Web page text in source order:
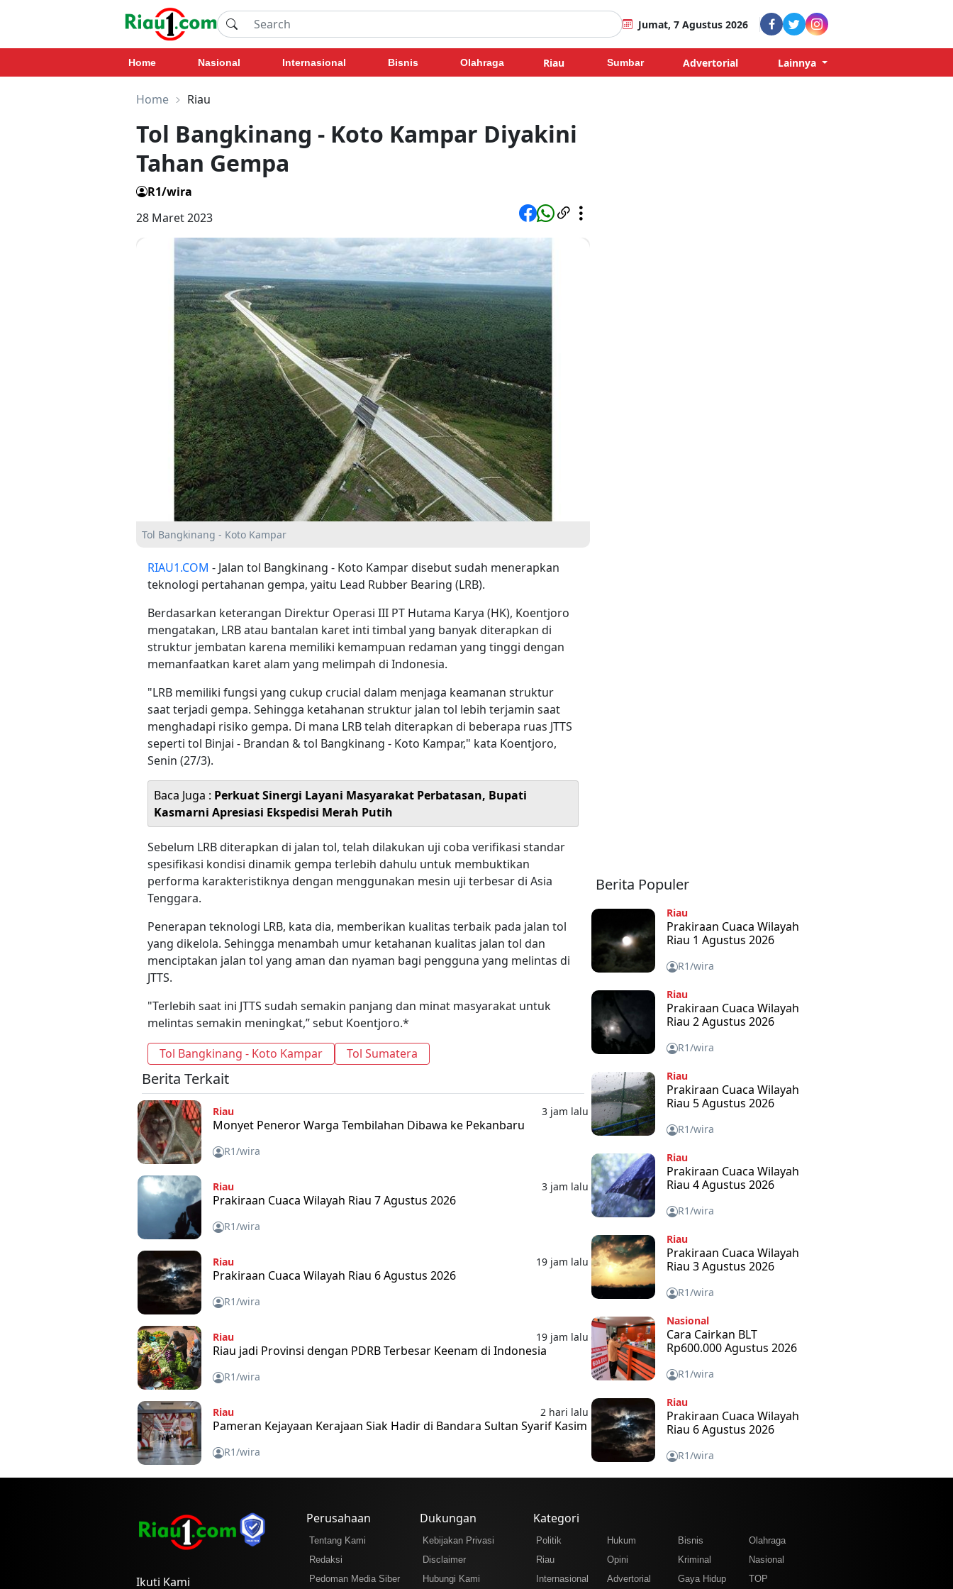
Jumat, 7 Agustus 2026
Home Nasional Internasional Bisnis Olahraga Riau Sumbar Advertorial Lainnya
Home Riau
Tol Bangkinang - Koto Kampar Diyakini
Tahan Gempa
R1/wira
28 Maret 2023
Tol Bangkinang - Koto Kampar
RIAU1.COM - Jalan tol Bangkinang - Koto Kampar disebut sudah menerapkan
teknologi pertahanan gempa, yaitu Lead Rubber Bearing (LRB).
Berdasarkan keterangan Direktur Operasi III PT Hutama Karya (HK), Koentjoro
mengatakan, LRB atau bantalan karet inti timbal yang banyak diterapkan di
struktur jembatan karena memiliki kemampuan redaman yang tinggi dengan
memanfaatkan karet alam yang melimpah di Indonesia.
"LRB memiliki fungsi yang cukup crucial dalam menjaga keamanan struktur
saat terjadi gempa. Sehingga ketahanan struktur jalan tol lebih terjamin saat
menghadapi risiko gempa. Di mana LRB telah diterapkan di beberapa ruas JTTS
seperti tol Binjai - Brandan & tol Bangkinang - Koto Kampar," kata Koentjoro,
Senin (27/3).
Baca Juga : Perkuat Sinergi Layani Masyarakat Perbatasan, Bupati
Kasmarni Apresiasi Ekspedisi Merah Putih
Sebelum LRB diterapkan di jalan tol, telah dilakukan uji coba verifikasi standar
spesifikasi kondisi dinamik gempa terlebih dahulu untuk membuktikan
performa karakteristiknya dengan menggunakan mesin uji terbesar di Asia
Tenggara.
Penerapan teknologi LRB, kata dia, memberikan kualitas terbaik pada jalan tol
yang dikelola. Sehingga menambah umur ketahanan kualitas jalan tol dan
menciptakan jalan tol yang aman dan nyaman bagi pengguna yang melintas di
JTTS.
"Terlebih saat ini JTTS sudah semakin panjang dan minat masyarakat untuk
melintas semakin meningkat,” sebut Koentjoro.*
Tol Bangkinang - Koto Kampar
Tol Sumatera
Berita Terkait
Riau 3 jam lalu
Monyet Peneror Warga Tembilahan Dibawa ke Pekanbaru
R1/wira
Riau 3 jam lalu
Prakiraan Cuaca Wilayah Riau 7 Agustus 2026
R1/wira
Riau 19 jam lalu
Prakiraan Cuaca Wilayah Riau 6 Agustus 2026
R1/wira
Riau 19 jam lalu
Riau jadi Provinsi dengan PDRB Terbesar Keenam di Indonesia
R1/wira
Riau 2 hari lalu
Pameran Kejayaan Kerajaan Siak Hadir di Bandara Sultan Syarif Kasim
R1/wira
Berita Populer
Riau
Prakiraan Cuaca Wilayah
Riau 1 Agustus 2026
R1/wira
Riau
Prakiraan Cuaca Wilayah
Riau 2 Agustus 2026
R1/wira
Riau
Prakiraan Cuaca Wilayah
Riau 5 Agustus 2026
R1/wira
Riau
Prakiraan Cuaca Wilayah
Riau 4 Agustus 2026
R1/wira
Riau
Prakiraan Cuaca Wilayah
Riau 3 Agustus 2026
R1/wira
Nasional
Cara Cairkan BLT
Rp600.000 Agustus 2026
R1/wira
Riau
Prakiraan Cuaca Wilayah
Riau 6 Agustus 2026
R1/wira
Ikuti Kami
Perusahaan
Tentang Kami
Redaksi
Pedoman Media Siber
Dukungan
Kebijakan Privasi
Disclaimer
Hubungi Kami
Kategori
Politik Hukum Bisnis
Olahraga
Riau
Opini Kriminal
Nasional
Internasional
Advertorial Gaya Hidup TOP